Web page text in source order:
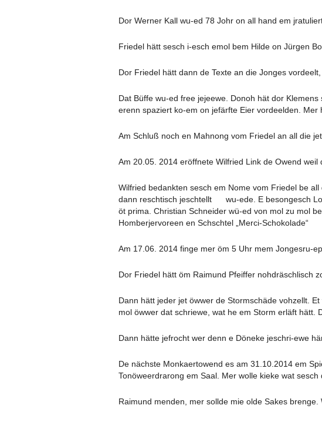
Dor Werner Kall wu-ed 78 Johr on all hand em
Friedel hätt sesch i-esch emol bem Hilde on Jürgen
Dor Friedel hätt dann de Texte an die Jonges
Dat Büffe wu-ed free jejeewe. Donoh hät dor
erenn spaziert ko-em on jefärfte Eier vordeelden. Mer
Am Schluß noch en Mahnong vom Friedel an all die
Am 20.05. 2014 eröffnete Wilfried Link de Owend
Wilfried bedankten sesch em Nome vom Friedel be
dann reschtisch jeschtellt wu-ede. E besongesch
öt prima. Christian Schneider wü-ed von mol zu mol
Homberjervoreen en Schschtel „Merci-Schokolade“
Am 17.06. 2014 finge mer öm 5 Uhr mem Jongesru-ep
Dor Friedel hätt öm Raimund Pfeiffer nohdräschlisch
Dann hätt jeder jet öwwer de Stormschäde vohzellt.
mol öwwer dat schriewe, wat he em Storm erläft hätt.
Dann hätte jefrocht wer denn e Döneke jeschri-ewe
De nächste Monkaertowend es am 31.10.2014 em
Tonöweerdrarong em Saal. Mer wolle kieke wat sesch
Raimund menden, mer sollde mie olde Sakes